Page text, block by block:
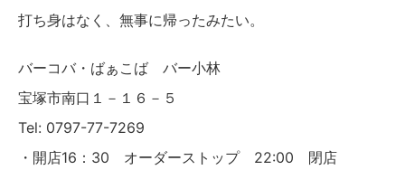
打ち身はなく、無事に帰ったみたい。
バーコバ・ばぁこば バー小林
宝塚市南口１－１６－５
Tel: 0797-77-7269
・開店16：30 オーダーストップ 22:00 閉店